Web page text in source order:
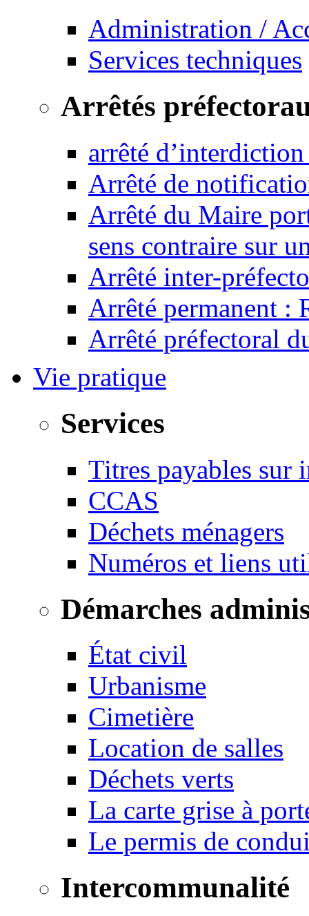
Administration /
Services techniques
Arrêtés
arrêté
Arrêté de
Arrêté du Maire
sens contraire sur
Arrêté inter-
Arrêté permanent :
Arrêté préfectoral
Vie pratique
Services
Titres payables sur
CCAS
Déchets ménagers
Numéros et liens
Démarches
État civil
Urbanisme
Cimetière
Location de salles
Déchets verts
La carte grise à
Le permis de
Intercommunalité